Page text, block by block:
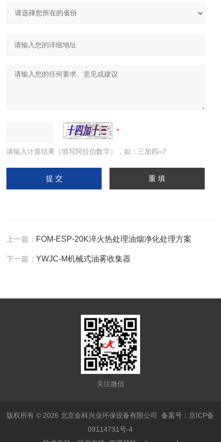
请输入计算结果（填写阿拉伯数字），如：三加四=7
上一篇： FOM-ESP-20K淬火热处理油烟净化处理方案
下一篇：YWJC-M机械式油雾收集器
关注微信
版权所有 © 2026 北京金科兴业环保设备有限公司备案号：京ICP备
09114731号-4